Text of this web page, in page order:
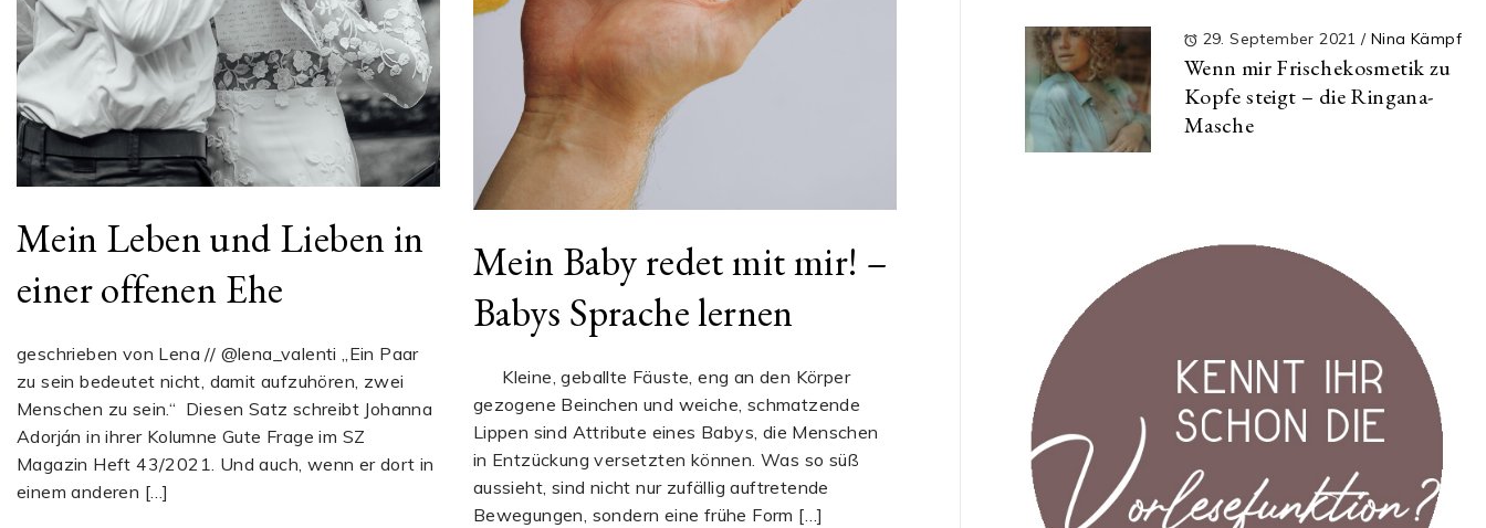
Mein Leben und Lieben in
einer offenen Ehe
geschrieben von Lena // @lena_valenti „Ein Paar
zu sein bedeutet nicht, damit aufzuhören, zwei
Menschen zu sein.“ Diesen Satz schreibt Johanna
Adorján in ihrer Kolumne Gute Frage im SZ
Magazin Heft 43/2021. Und auch, wenn er dort in
einem anderen […]
Mein Baby redet mit mir! –
Babys Sprache lernen
Kleine, geballte Fäuste, eng an den Körper
gezogene Beinchen und weiche, schmatzende
Lippen sind Attribute eines Babys, die Menschen
in Entzückung versetzten können. Was so süß
aussieht, sind nicht nur zufällig auftretende
Bewegungen, sondern eine frühe Form […]
29. September 2021/ Nina Kämpf
Wenn mir Frischekosmetik zu
Kopfe steigt – die Ringana-
Masche